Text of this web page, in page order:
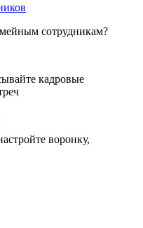
сотрудникам?
кадровые
воронку,